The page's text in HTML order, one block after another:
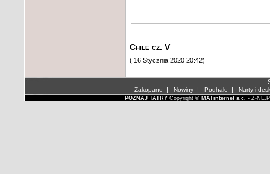
Chile cz. V
( 16 Stycznia 2020 20:42)
Zakopane | Nowiny| Podhale | Narty i
POZNAJ TATRYCopyright © MATinternet s.c. - Z-